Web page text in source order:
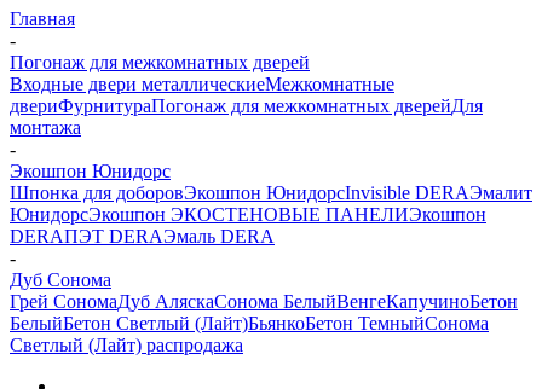
Главная
-
Погонаж для межкомнатных дверей
Входные двери металлическиеМежкомнатные
двериФурнитураПогонаж для межкомнатных дверейДля
монтажа
-
Экошпон Юнидорс
Шпонка для доборовЭкошпон ЮнидорсInvisible DERAЭмалит
ЮнидорсЭкошпон ЭКОСТЕНОВЫЕ ПАНЕЛИЭкошпон
DERAПЭТ DERAЭмаль DERA
-
Дуб Сонома
Грей СономаДуб АляскаСонома БелыйВенгеКапучиноБетон
БелыйБетон Светлый (Лайт)БьянкоБетон ТемныйСонома
Светлый (Лайт) распродажа